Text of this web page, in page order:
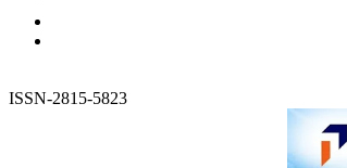
ISSN-2815-5823